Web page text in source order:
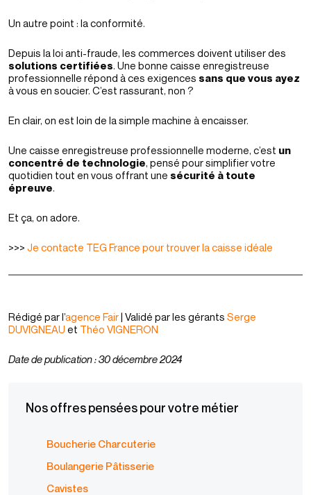
Nos offres pensées pour votre métier
Boucherie Charcuterie
Boulangerie Pâtisserie
Cavistes
Un autre point : la conformité.
Depuis la loi anti-fraude, les commerces doivent utiliser des
solutions certifiées. Une bonne caisse enregistreuse
professionnelle répond à ces exigences sans que vous ayez
à vous en soucier. C’est rassurant, non ?
En clair, on est loin de la simple machine à encaisser.
Une caisse enregistreuse professionnelle moderne, c’est un
concentré de technologie, pensé pour simplifier votre
quotidien tout en vous offrant une sécurité à toute
épreuve.
Et ça, on adore.
>>> Je contacte TEG France pour trouver la caisse idéale
Rédigé par l’agence Fair| Validé par les gérants Serge
DUVIGNEAU et Théo VIGNERON
Date de publication : 30 décembre 2024